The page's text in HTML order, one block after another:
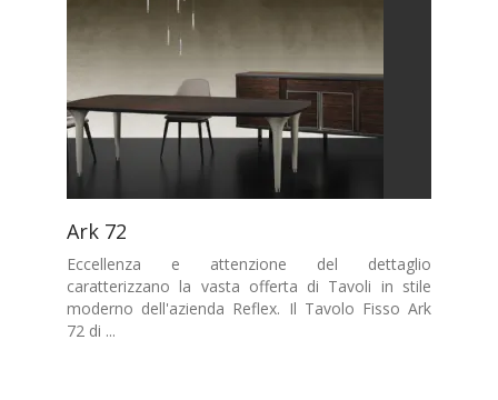
Ark 72
Eccellenza e attenzione del dettaglio
caratterizzano la vasta offerta di Tavoli in stile
moderno dell'azienda Reflex. Il Tavolo Fisso Ark
72 di ...